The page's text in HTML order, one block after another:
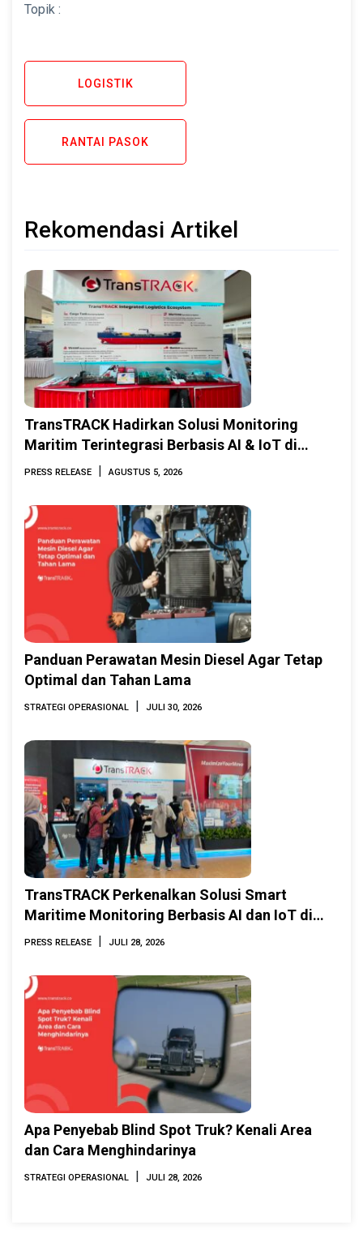
Topik :
LOGISTIK
RANTAI PASOK
Rekomendasi Artikel
TransTRACK Hadirkan Solusi Monitoring
Maritim Terintegrasi Berbasis AI & IoT di
Indonesia Marine & Offshore Expo (IMOX)
PRESS RELEASE | AGUSTUS 5, 2026
Panduan Perawatan Mesin Diesel Agar Tetap
Optimal dan Tahan Lama
STRATEGI OPERASIONAL | JULI 30, 2026
TransTRACK Perkenalkan Solusi Smart
Maritime Monitoring Berbasis AI dan IoT di
INAMARINE 2026
PRESS RELEASE | JULI 28, 2026
Apa Penyebab Blind Spot Truk? Kenali Area
dan Cara Menghindarinya
STRATEGI OPERASIONAL | JULI 28, 2026